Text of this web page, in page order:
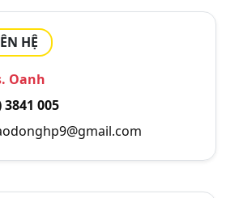
HỆ
Oanh
3841 005